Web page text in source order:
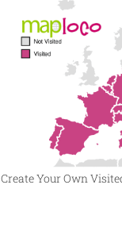
Create Your Own